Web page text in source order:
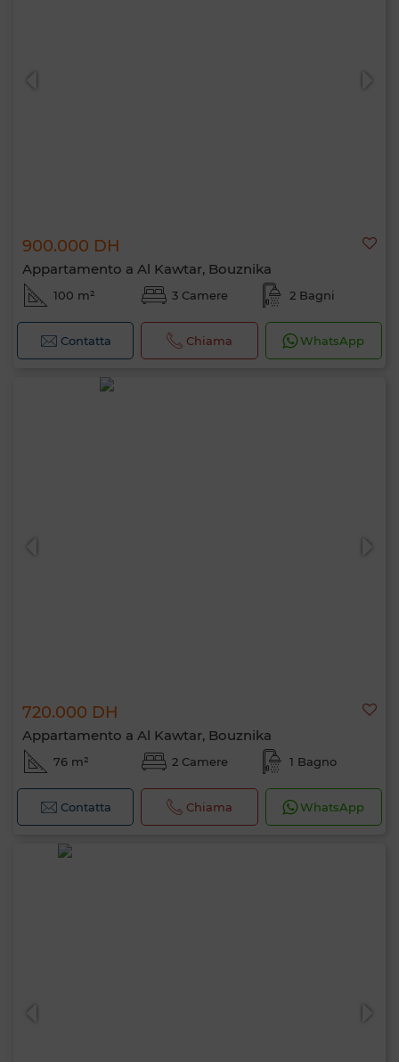
900.000 DH
Appartamento a Al Kawtar, Bouznika
100 m² 3 Camere 2 Bagni
Contatta Chiama WhatsApp
720.000 DH
Appartamento a Al Kawtar, Bouznika
76 m² 2 Camere 1 Bagno
Contatta Chiama WhatsApp